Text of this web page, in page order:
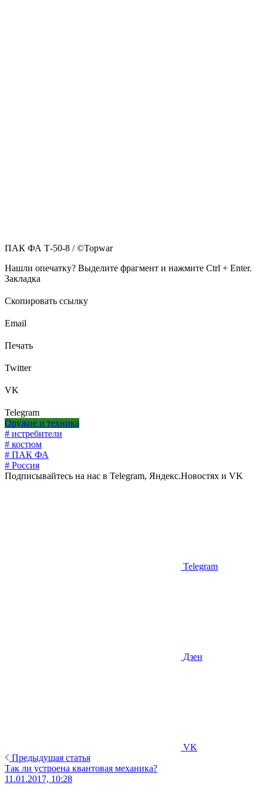
ПАК ФА Т-50-8 / ©Topwar
Нашли опечатку? Выделите фрагмент и нажмите Ctrl + Enter.
Закладка
Скопировать ссылку
Email
Печать
Twitter
VK
Telegram
Оружие и техника
# истребители
# костюм
# ПАК ФА
# Россия
Подписывайтесь на нас в Telegram, Яндекс.Новостях и VK
Telegram
Дзен
VK
Предыдущая статья
Так ли устроена квантовая механика?
11.01.2017, 10:28